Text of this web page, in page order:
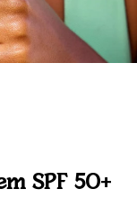
SPF 50+